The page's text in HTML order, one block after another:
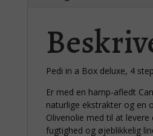
Pedi in a Box deluxe, 4
Er med en hamp-afledt
naturlige ekstrakter og en
Olivenolie med til at levere
fugtighed og øjeblikkelig